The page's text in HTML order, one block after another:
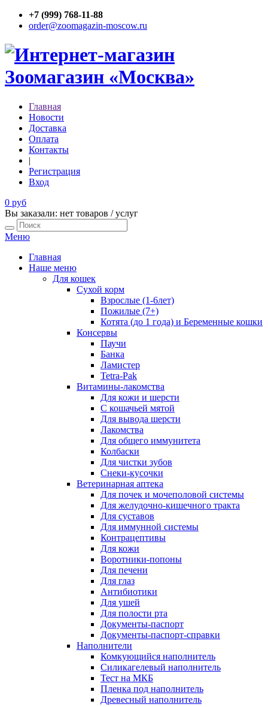
+7 (999) 768-11-88
order@zoomagazin-moscow.ru
Главная
Новости
Доставка
Оплата
Контакты
|
Регистрация
Вход
0 руб
Вы заказали: нет товаров / услуг
Меню
Главная
Наше меню
Для кошек
Сухой корм
Взрослые (1-6лет)
Пожилые (7+)
Котята (до 1 года) и Беременные кошки
Консервы
Паучи
Банка
Ламистер
Tetra-Pak
Витамины-лакомства
Для кожи и шерсти
С кошачьей мятой
Для вывода шерсти
Лакомства
Для общего иммунитета
Колбаски
Для чистки зубов
Снеки-кусочки
Ветеринарная аптека
Для почек и мочеполовой системы
Для желудочно-кишечного тракта
Для суставов
Для иммунной системы
Контрацептивы
Для кожи
Воротники-попоны
Для печени
Для глаз
Антибиотики
Для ушей
Для полости рта
Документы-паспорт
Документы-паспорт-справки
Наполнители
Комкующийся наполнитель
Силикагелевый наполнитель
Тест на МКБ
Пленка под наполнитель
Древесный наполнитель